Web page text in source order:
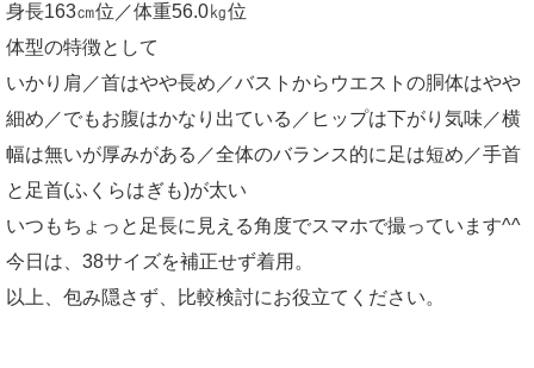
身長163㎝位／体重56.0㎏位
体型の特徴として
いかり肩／首はやや長め／バストからウエストの胴体はやや
細め／でもお腹はかなり出ている／ヒップは下がり気味／横
幅は無いが厚みがある／全体のバランス的に足は短め／手首
と足首(ふくらはぎも)が太い
いつもちょっと足長に見える角度でスマホで撮っています^^
今日は、38サイズを補正せず着用。
以上、包み隠さず、比較検討にお役立てください。